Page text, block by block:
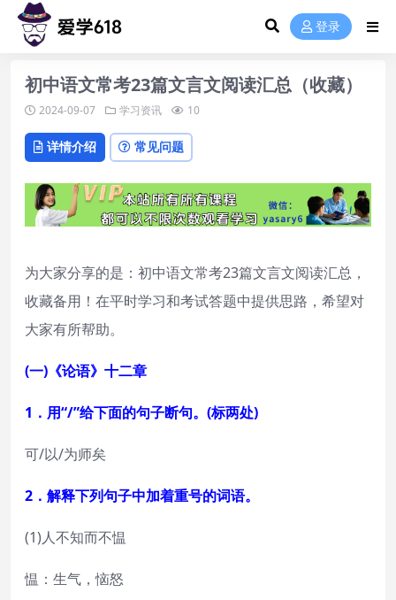
登录
初中语文常考23篇文言文阅读汇总（收藏）
2024-09-07 学习资讯 10
详情介绍 常见问题
为大家分享的是：初中语文常考23篇文言文阅读汇总，
收藏备用！在平时学习和考试答题中提供思路，希望对
大家有所帮助。
(一)《论语》十二章
1．用“/”给下面的句子断句。(标两处)
可/以/为师矣
2．解释下列句子中加着重号的词语。
(1)人不知而不愠
愠：生气，恼怒